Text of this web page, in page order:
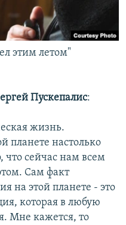
этим летом"
Пускепалис:
жизнь.
планете настолько
что сейчас нам всем
Сам факт
на этой планете - это
которая в любую
Мне кажется, то